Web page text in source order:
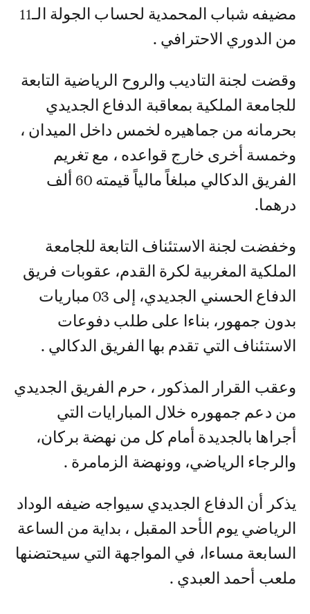
مضيفه شباب المحمدية لحساب الجولة الـ11
من الدوري الاحترافي .
وقضت لجنة التاديب والروح الرياضية التابعة
للجامعة الملكية بمعاقبة الدفاع الجديدي
بحرمانه من جماهيره لخمس داخل الميدان ،
وخمسة أخرى خارج قواعده ، مع تغريم
الفريق الدكالي مبلغاً مالياً قيمته 60 ألف
درهما.
وخفضت لجنة الاستئناف التابعة للجامعة
الملكية المغربية لكرة القدم، عقوبات فريق
الدفاع الحسني الجديدي، إلى 03 مباريات
بدون جمهور، بناءا على طلب دفوعات
الاستئناف التي تقدم بها الفريق الدكالي .
وعقب القرار المذكور ، حرم الفريق الجديدي
من دعم جمهوره خلال المبارايات التي
أجراها بالجديدة أمام كل من نهضة بركان،
والرجاء الرياضي، وونهضة الزمامرة .
يذكر أن الدفاع الجديدي سيواجه ضيفه الوداد
الرياضي يوم الأحد المقبل ، بداية من الساعة
السابعة مساءا، في المواجهة التي سيحتضنها
ملعب أحمد العبدي .